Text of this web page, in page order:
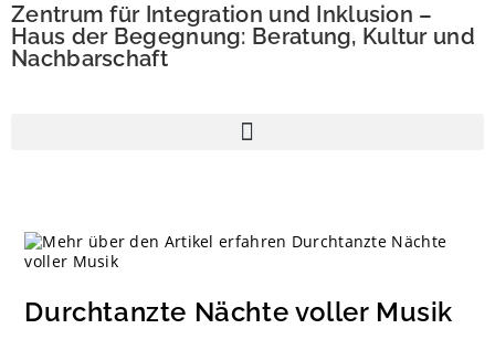
Zentrum für Integration und Inklusion –
Haus der Begegnung: Beratung, Kultur und
Nachbarschaft
Durchtanzte Nächte voller Musik